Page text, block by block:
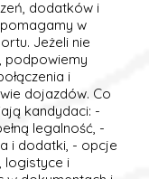
dodatków i
w
Jeżeli nie
podpowiemy
i
dojazdów. Co
kandydaci: -
legalność, -
i dodatki, - opcje
logistyce i